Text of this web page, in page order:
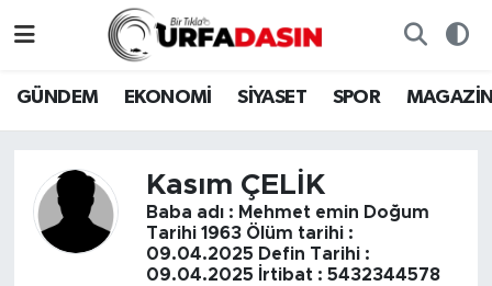
GÜNDEM EKONOMİ SİYASET SPOR
Kasım ÇELİK
Baba adı : Mehmet emin Doğum
Tarihi 1963 Ölüm tarihi :
09.04.2025 Defin Tarihi :
09.04.2025 İrtibat : 5432344578
SİYASET
SPOR
İletişim
Nöbetçi Eczaneler
Namaz Vakitleri
Trafik Durumu